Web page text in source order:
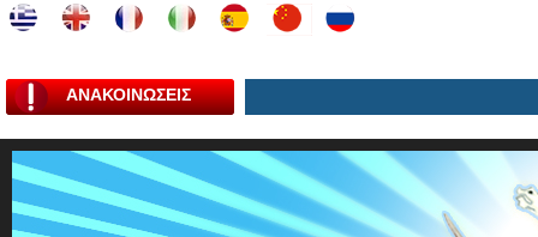
ΑΝΑΚΟΙΝΩΣΕΙΣ